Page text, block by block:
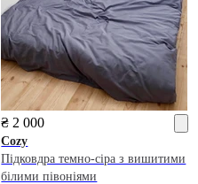
₴ 2 000
Cozy
Підковдра темно-сіра з вишитими
білими півоніями